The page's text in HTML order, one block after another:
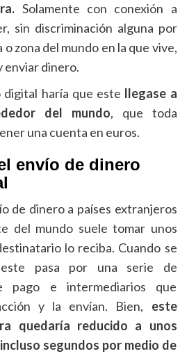
Solamente con conexión a
sin discriminación alguna por
o zona del mundo en la que vive,
enviar dinero.
digital haría que este llegase a
del mundo, que toda
una cuenta en euros.
envío de dinero
de dinero a países extranjeros
del mundo suele tomar unos
lo reciba. Cuando se
pasa por una serie de
pago e intermediarios que
y la envían. Bien, este
quedaría reducido a unos
segundos por medio de